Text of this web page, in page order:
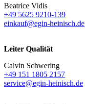
Beatrice Vidis
+49 5625 9210-139
einkauf@egin-heinisch.de
Leiter Qualität
Calvin Schwering
+49 151 1805 2157
service@egin-heinisch.de